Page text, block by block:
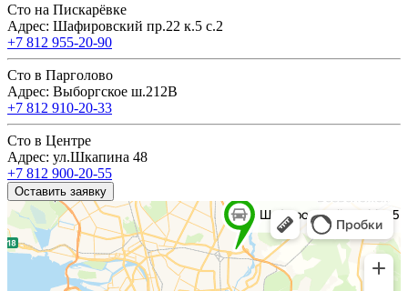
Сто на Пискарёвке
Адрес: Шафировский пр.22 к.5 с.2
+7 812 955-20-90
Сто в Парголово
Адрес: Выборгское ш.212В
+7 812 910-20-33
Сто в Центре
Адрес: ул.Шкапина 48
+7 812 900-20-55
Оставить заявку